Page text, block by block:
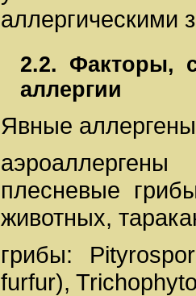
аллергическими
2.2. Факторы,
аллергии
Явные
плесневые
животных,
грибы:
furfur),